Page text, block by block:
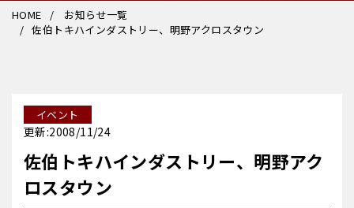
HOME
お知らせ一覧
佐伯トキハインダストリー、明野アクロスタウン
イベント
更新:2008/11/24
佐伯トキハインダストリー、明野アク
ロスタウン